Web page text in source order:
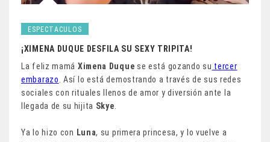
ESPECTACULOS
¡XIMENA DUQUE DESFILA SU SEXY TRIPITA!
La feliz mamá Ximena Duque se está gozando su tercer
embarazo . Así lo está demostrando a través de sus redes
sociales con rituales llenos de amor y diversión ante la
llegada de su hijita Skye
Ya lo hizo con Luna, su primera princesa, y lo vuelve a